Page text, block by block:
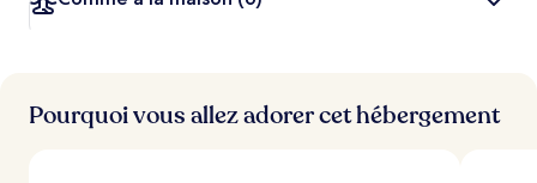
Pourquoi vous allez adorer cet hébergement